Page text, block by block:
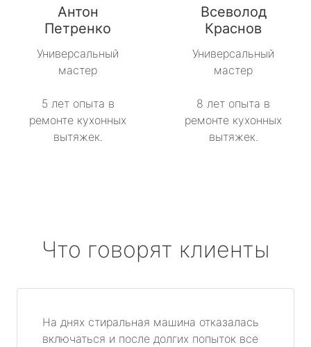
Антон
Петренко
Универсальный
мастер
5 лет опыта в
ремонте кухонных
вытяжек.
Всеволод
Краснов
Универсальный
мастер
8 лет опыта в
ремонте кухонных
вытяжек.
Что говорят клиенты
На днях стиральная машина отказалась
включаться и после долгих попыток все